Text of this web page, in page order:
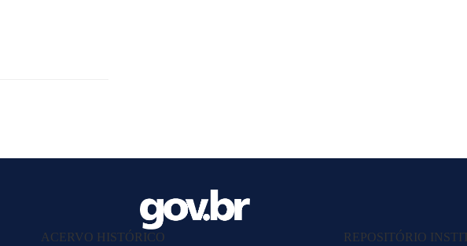
ACERVO HISTÓRICO REPOSITÓRIO